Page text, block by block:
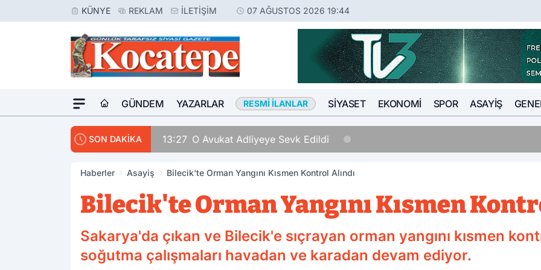
KÜNYE REKLAM İLETIŞIM 07 AĞUSTOS 2026 19:44
GÜNDEM YAZARLAR RESMI İLANLAR SIYASET EKONOMI SPOR ASAYIŞ
SON DAKİKA 13:27 O Avukat Adliyeye Sevk Edildi
Haberler Asayiş Bilecik'te Orman Yangını Kısmen Kontrol Alındı
Bilecik'te Orman Yangını Kısmen
Sakarya'da çıkan ve Bilecik'e sıçrayan orman yangını kısmen
soğutma çalışmaları havadan ve karadan devam ediyor.